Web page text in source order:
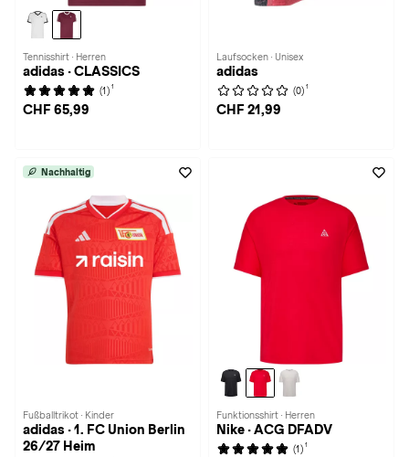
Tennisshirt · Herren
adidas · CLASSICS
(1) 1
CHF 65,99
Laufsocken · Unisex
adidas
(0) 1
CHF 21,99
Nachhaltig
Fußballtrikot · Kinder
adidas · 1. FC Union Berlin
26/27 Heim
Funktionsshirt · Herren
Nike · ACG DFADV
(1) 1